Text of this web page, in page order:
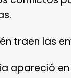
traen las
apareció